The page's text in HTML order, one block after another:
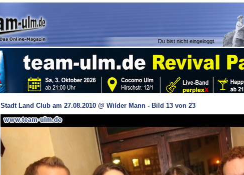
Du bist nicht eingeloggt.
Stadt Land Club am 27.08.2010 @ Wilder Mann - Bild 13 von 23